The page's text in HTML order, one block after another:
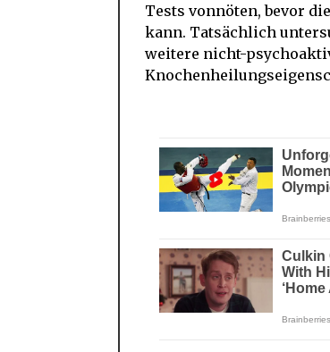
Tests vonnöten, bevor
kann. Tatsächlich
weitere nicht-